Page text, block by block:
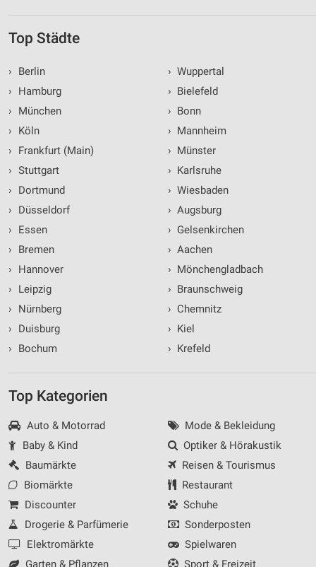
Top Städte
›
Berlin
›
Hamburg
›
München
›
Köln
›
Frankfurt (Main)
› Stuttgart
›
Dortmund
›
Düsseldorf
›
Essen
›
Bremen
›
Hannover
›
Leipzig
›
Nürnberg
›
Duisburg
›
Bochum
› Wuppertal
› Bielefeld
› Bonn
› Mannheim
› Münster
› Karlsruhe
› Wiesbaden
› Augsburg
› Gelsenkirchen
› Aachen
› Mönchengladbach
› Braunschweig
› Chemnitz
› Kiel
› Krefeld
Top Kategorien
Auto & Motorrad
Baby & Kind
Baumärkte
Biomärkte
Discounter
Drogerie & Parfümerie
Elektromärkte
Garten & Pflanzen
Mode & Bekleidung
Optiker & Hörakustik
Reisen & Tourismus
Restaurant
Schuhe
Sonderposten
Spielwaren
Sport & Freizeit